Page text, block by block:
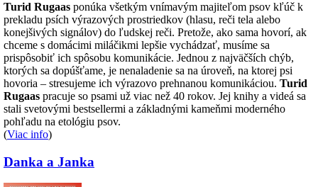
Turid Rugaas ponúka všetkým vnímavým majiteľom psov kľúč k
prekladu psích výrazových prostriedkov (hlasu, reči tela alebo
konejšivých signálov) do ľudskej reči. Pretože, ako sama hovorí, ak
chceme s domácimi miláčikmi lepšie vychádzať, musíme sa
prispôsobiť ich spôsobu komunikácie. Jednou z najväčších chýb,
ktorých sa dopúšťame, je nenaladenie sa na úroveň, na ktorej psi
hovoria – stresujeme ich výrazovo prehnanou komunikáciou. Turid
Rugaas pracuje so psami už viac než 40 rokov. Jej knihy a videá sa
stali svetovými bestsellermi a základnými kameňmi moderného
pohľadu na etológiu psov.
(Viac info)
Danka a Janka